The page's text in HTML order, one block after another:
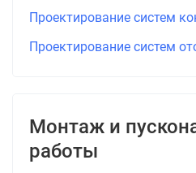
Проектирование систем
Проектирование систем
Монтаж и
работы